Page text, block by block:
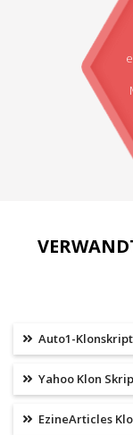
Auto1-Klonskript
Yahoo Klon
EzineArticles